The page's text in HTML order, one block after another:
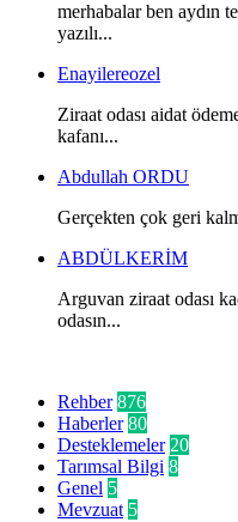
merhabalar ben aydın
yazılı...
Enayilereozel
Ziraat odası aidat
kafanı...
Abdullah ORDU
Gerçekten çok geri
ABDÜLKERİM
Arguvan ziraat odası
odasın...
Rehber 876
Haberler 80
Desteklemeler 20
Tarımsal Bilgi 8
Genel 5
Mevzuat 5